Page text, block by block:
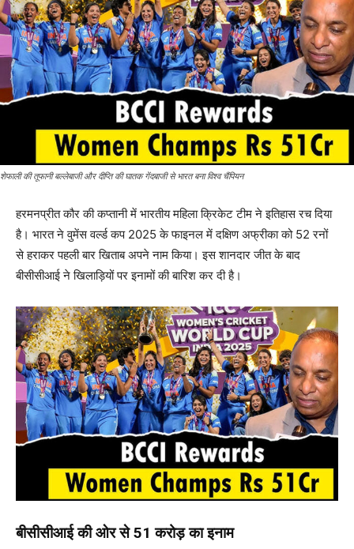
शेफाली की तूफानी बल्लेबाजी और दीप्ति की घातक गेंदबाजी से भारत बना विश्व चैंपियन
हरमनप्रीत कौर की कप्तानी में भारतीय महिला क्रिकेट टीम ने इतिहास रच दिया
है। भारत ने वुमेंस वर्ल्ड कप 2025 के फाइनल में दक्षिण अफ्रीका को 52 रनों
से हराकर पहली बार खिताब अपने नाम किया। इस शानदार जीत के बाद
बीसीसीआई ने खिलाड़ियों पर इनामों की बारिश कर दी है।
बीसीसीआई की ओर से 51 करोड़ का इनाम